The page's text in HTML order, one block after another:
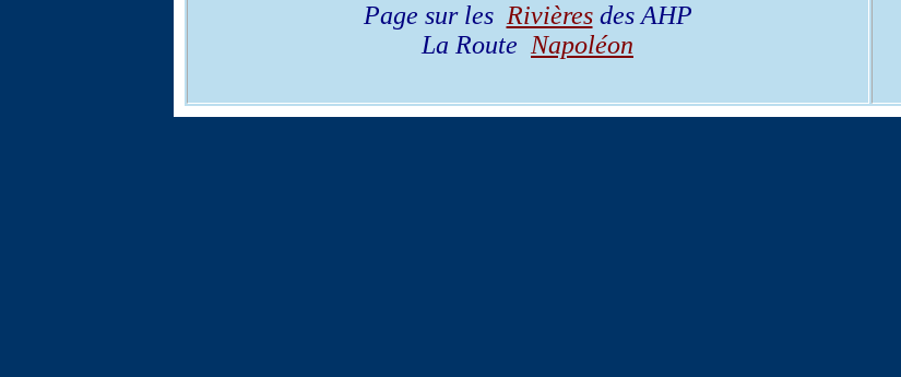
Page sur les Rivièresdes AHP
La Route Napoléon